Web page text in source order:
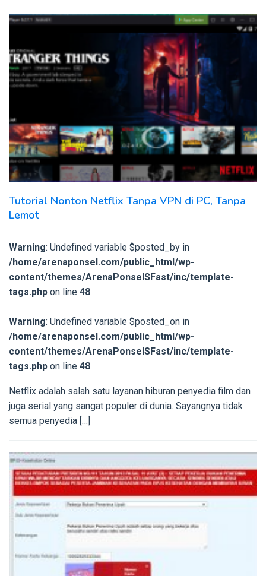
Tutorial Nonton Netflix Tanpa VPN di PC, Tanpa
Lemot
Warning: Undefined variable $posted_by in
/home/arenaponsel.com/public_html/wp-
content/themes/ArenaPonselSFast/inc/template-
tags.php on line 48
Warning: Undefined variable $posted_on in
/home/arenaponsel.com/public_html/wp-
content/themes/ArenaPonselSFast/inc/template-
tags.php on line 48
Netflix adalah salah satu layanan hiburan penyedia film dan
juga serial yang sangat populer di dunia. Sayangnya tidak
semua penyedia […]